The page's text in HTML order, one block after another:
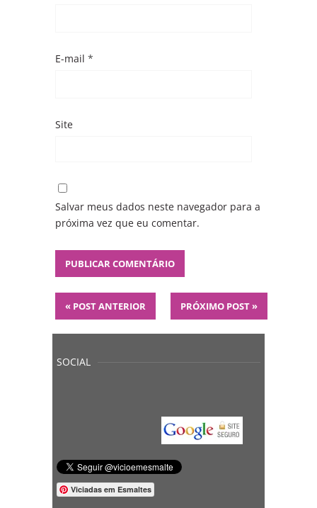
E-mail *
Site
Salvar meus dados neste navegador para a
próxima vez que eu comentar.
« POST ANTERIOR PRÓXIMO POST»
SOCIAL
Viciadas em Esmaltes